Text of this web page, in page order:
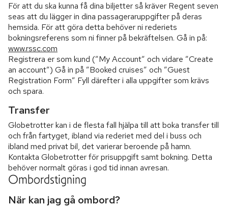
För att du ska kunna få dina biljetter så kräver Regent seven
seas att du lägger in dina passageraruppgifter på deras
hemsida. För att göra detta behöver ni rederiets
bokningsreferens som ni finner på bekräftelsen. Gå in på:
www.rssc.com
Registrera er som kund (”My Account” och vidare ”Create
an account”) Gå in på ”Booked cruises” och ”Guest
Registration Form” Fyll därefter i alla uppgifter som krävs
och spara.
Transfer
Globetrotter kan i de flesta fall hjälpa till att boka transfer till
och från fartyget, ibland via rederiet med del i buss och
ibland med privat bil, det varierar beroende på hamn.
Kontakta Globetrotter för prisuppgift samt bokning. Detta
behöver normalt göras i god tid innan avresan.
Ombordstigning
När kan jag gå ombord?